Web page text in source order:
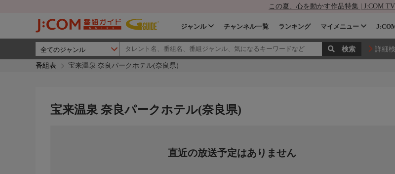
この夏、心を動かす作品特集 | J:COM TV
ジャンル チャンネル一覧 ランキング マイメニュー
詳細
番組表 宝来温泉 奈良パークホテル(奈良県)
宝来温泉 奈良パークホテル(奈良県)
直近の放送予定はありません